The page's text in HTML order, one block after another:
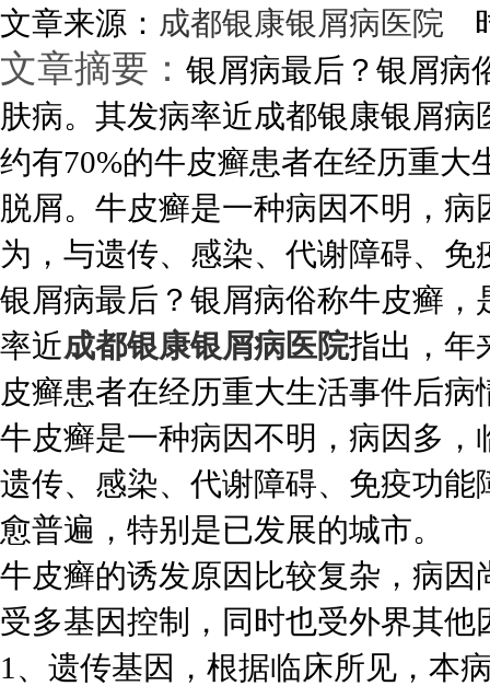
文章来源： 成都银康银屑病医院
文章摘要： 银屑病最后？银屑病
肤病。其发病率近成都银康银屑
约有70%的牛皮癣患者在经历重
脱屑。牛皮癣是一种病因不明，
为，与遗传、感染、代谢障碍、免
银屑病最后？银屑病俗称牛皮癣
率近成都银康银屑病医院指出，年
皮癣患者在经历重大生活事件后
牛皮癣是一种病因不明，病因多
遗传、感染、代谢障碍、免疫功
愈普遍，特别是已发展的城市。
牛皮癣的诱发原因比较复杂，病
受多基因控制，同时也受外界其他
1、遗传基因，根据临床所见，本